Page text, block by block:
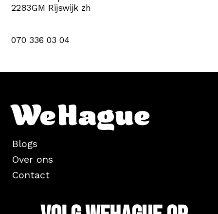
2283GM Rijswijk zh
070 336 03 04
Blogs
Over ons
Contact